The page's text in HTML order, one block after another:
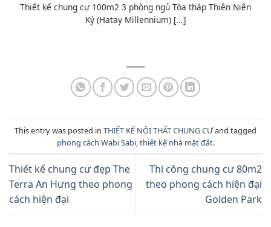
Thiết kế chung cư 100m2 3 phòng ngủ Tòa tháp Thiên Niên
Kỷ (Hatay Millennium) [...]
This entry was posted in THIẾT KẾ NỘI THẤT CHUNG CƯand tagged
phong cách Wabi Sabi,thiết kế nhà mặt đất.
Thiết kế chung cư đẹp The
Terra An Hưng theo phong
cách hiện đại
Thi công chung cư 80m2
theo phong cách hiện đại
Golden Park